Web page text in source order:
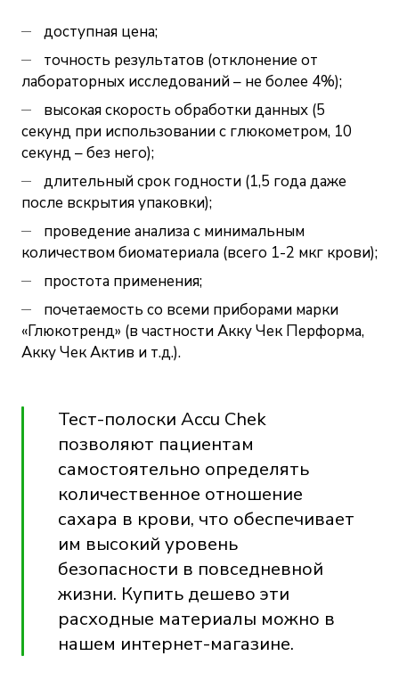
доступная цена;
точность результатов (отклонение от
лабораторных исследований – не более 4%);
высокая скорость обработки данных (5
секунд при использовании с глюкометром, 10
секунд – без него);
длительный срок годности (1,5 года даже
после вскрытия упаковки);
проведение анализа с минимальным
количеством биоматериала (всего 1-2 мкг крови);
простота применения;
почетаемость со всеми приборами марки
«Глюкотренд» (в частности Акку Чек Перформа,
Акку Чек Актив и т.д.).
Тест-полоски Accu Chek
позволяют пациентам
самостоятельно определять
количественное отношение
сахара в крови, что обеспечивает
им высокий уровень
безопасности в повседневной
жизни. Купить дешево эти
расходные материалы можно в
нашем интернет-магазине.